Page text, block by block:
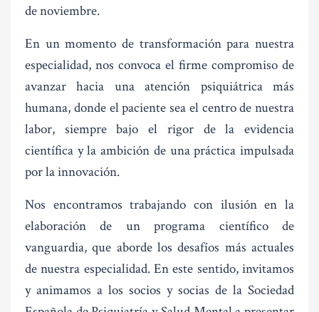
de noviembre.
En un momento de transformación para nuestra
especialidad, nos convoca el firme compromiso de
avanzar hacia una atención psiquiátrica más
humana, donde el paciente sea el centro de nuestra
labor, siempre bajo el rigor de la evidencia
científica y la ambición de una práctica impulsada
por la innovación.
Nos encontramos trabajando con ilusión en la
elaboración de un programa científico de
vanguardia, que aborde los desafíos más actuales
de nuestra especialidad. En este sentido, invitamos
y animamos a los socios y socias de la Sociedad